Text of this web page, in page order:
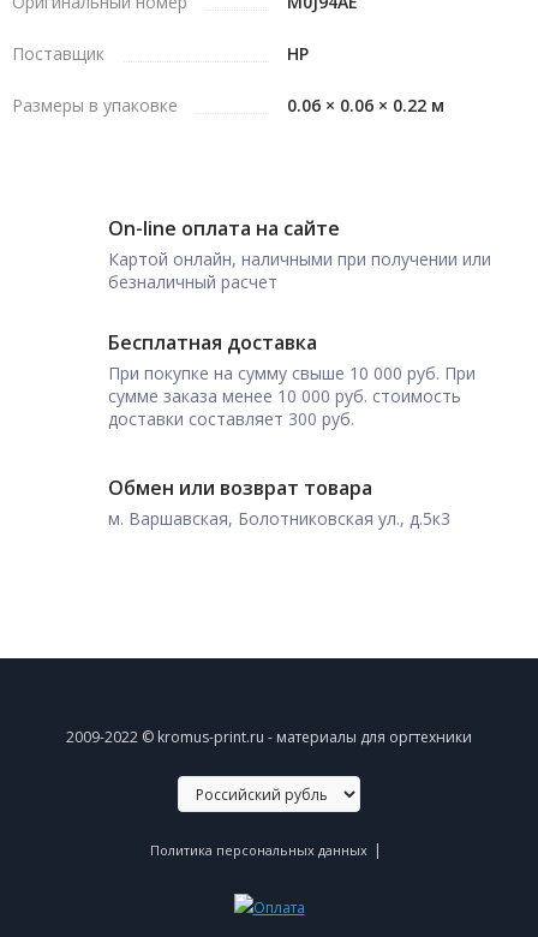
Поставщик HP
Размеры в упаковке 0.06 × 0.06 × 0.22 м
On-line оплата на сайте
Картой онлайн, наличными при получении или
безналичный расчет
Бесплатная доставка
При покупке на сумму свыше 10 000 руб. При
сумме заказа менее 10 000 руб. стоимость
доставки составляет 300 руб.
Обмен или возврат товара
м. Варшавская, Болотниковская ул., д.5к3
2009-2022 © kromus-print.ru - материалы для оргтехники
Политика персональных данных |